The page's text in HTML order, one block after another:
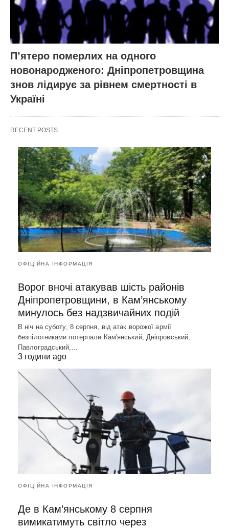
П’ятеро померлих на одного
новонародженого: Дніпропетровщина
знов лідирує за рівнем смертності в
Україні
RECENT POSTS
ОФІЦІЙНА ІНФОРМАЦІЯ
Ворог вночі атакував шість районів
Дніпропетровщини, в Кам’янському
минулось без надзвичайних подій
В ніч на суботу, 8 серпня, від атак ворожої армії
безпілотниками потерпали Кам'янський, Дніпровський,
Павлоградський,…
3 години ago
ОФІЦІЙНА ІНФОРМАЦІЯ
Де в Кам’янському 8 серпня
вимикатимуть світло через